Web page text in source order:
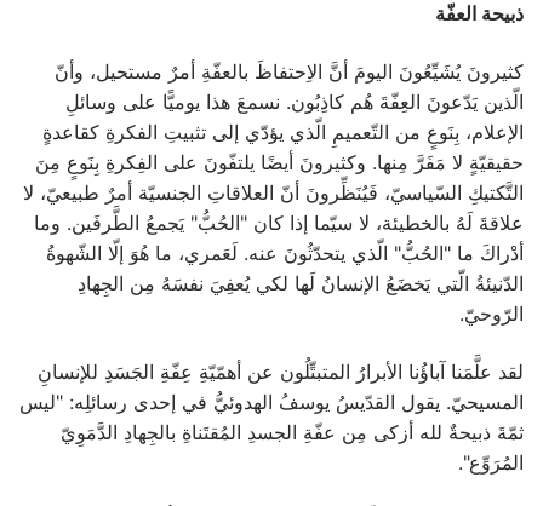
ذبيحة العفّة
كثيرونَ يُشَيِّعُونَ اليومَ أنَّ الاِحتفاظَ بالعفّةِ أمرٌ مستحيل، وأنّ
الّذين يَدّعونَ العِفّةَ هُم كاذِبُون. نسمعَ هذا يوميًّا على وسائلِ
الإعلام، بِنَوعٍ من التّعميمِ الّذي يؤدّي إلى تثبيتِ الفكرةِ كقاعدةٍ
حقيقيّةٍ لا مَفَرَّ مِنها. وكثيرونَ أيضًا يلتفّونَ على الفِكرةِ بِنَوعٍ مِنَ
التَّكتيكِ السّياسيّ، فَيُنَظِّرونَ أنّ العلاقاتِ الجنسيّة أمرٌ طبيعيّ، لا
علاقةَ لَهُ بالخطيئة، لا سيّما إذا كان "الحُبُّ" يَجمعُ الطَّرفَين. وما
أدْراكَ ما "الحُبُّ" الّذي يتحدّثُونَ عنه. لَعَمري، ما هُوَ إلّا الشّهوةُ
الدّنيئةُ الّتي يَخضَعُ الإنسانُ لَها لكي يُعفِيَ نفسَهُ مِن الجِهادِ
الرّوحيّ.
لقد علَّمَنا آباؤُنا الأبرارُ المتبتِّلُون عن أهمّيّةِ عِفّةِ الجَسَدِ للإنسانِ
المسيحيّ. يقول القدّيسُ يوسفُ الهدوئيُّ في إحدى رسائلِه: "ليس
ثمّةَ ذبيحةٌ لله أزكى مِن عفّةِ الجسدِ المُقتَناةِ بالجِهادِ الدَّمَوِيّ
المُرَوِّع".